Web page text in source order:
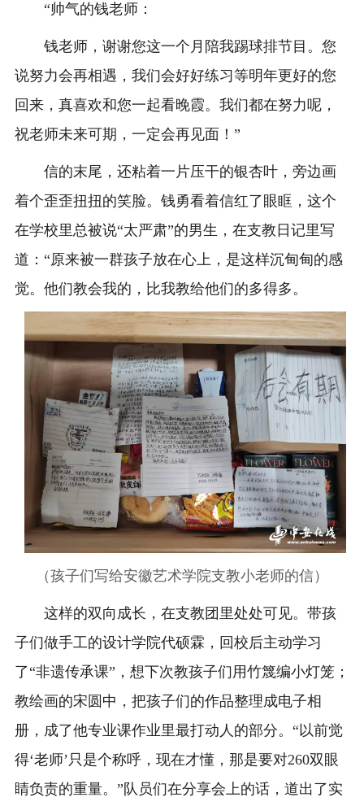
“帅气的钱老师：
钱老师，谢谢您这一个月陪我踢球排节目。您
说努力会再相遇，我们会好好练习等明年更好的您
回来，真喜欢和您一起看晚霞。我们都在努力呢，
祝老师未来可期，一定会再见面！”
信的末尾，还粘着一片压干的银杏叶，旁边画
着个歪歪扭扭的笑脸。钱勇看着信红了眼眶，这个
在学校里总被说“太严肃”的男生，在支教日记里写
道：“原来被一群孩子放在心上，是这样沉甸甸的感
觉。他们教会我的，比我教给他们的多得多。
（孩子们写给安徽艺术学院支教小老师的信）
这样的双向成长，在支教团里处处可见。带孩
子们做手工的设计学院代硕霖，回校后主动学习
了“非遗传承课”，想下次教孩子们用竹篾编小灯笼；
教绘画的宋圆中，把孩子们的作品整理成电子相
册，成了他专业课作业里最打动人的部分。“以前觉
得‘老师’只是个称呼，现在才懂，那是要对260双眼
睛负责的重量。”队员们在分享会上的话，道出了实